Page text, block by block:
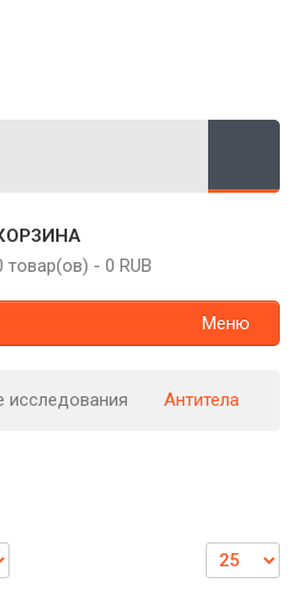
товар(ов) - 0 RUB
Меню
исследования Антитела